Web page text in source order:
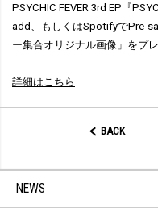
PSYCHIC FEVER 3rd EP『
add、もしくはSpotifyでPre-
ー集合オリジナル画像」をプ
詳細はこちら
BACK
NEWS